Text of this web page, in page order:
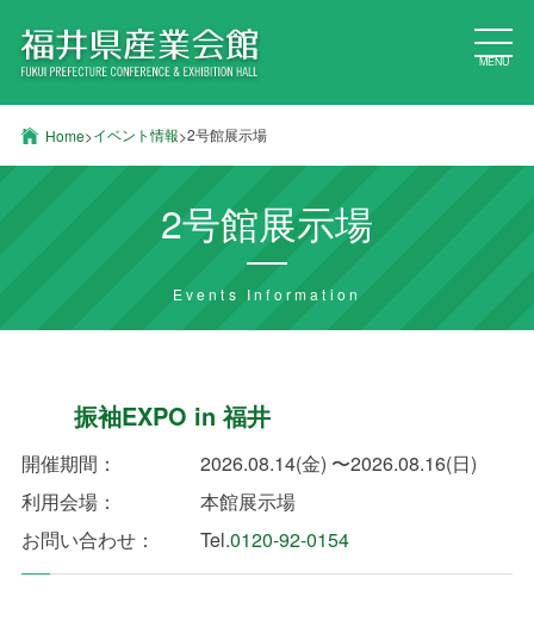
MENU
Home>イベント情報>2号館展示場
2号館展示場
Events Information
振袖EXPO in 福井
開催期間：
2026.08.14(金) 〜2026.08.16(日)
利用会場：
本館展示場
お問い合わせ：
Tel.0120-92-0154